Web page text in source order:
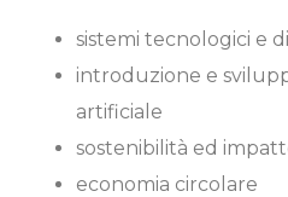
sistemi tecnologici e
introduzione e
artificiale
sostenibilità ed
economia circolare